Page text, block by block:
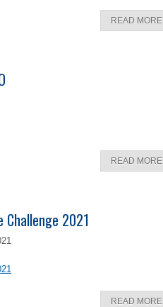
READ MORE
READ MORE
Challenge 2021
READ MORE